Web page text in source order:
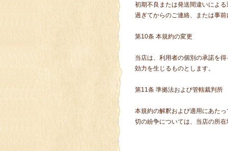
初期不良または発送間違いによ
過ぎてからのご連絡、または事
第10条 本規約の変更
当店は、利用者の個別の承諾を
効力を生じるものとします。
第11条 準拠法および管轄裁判所
本規約の解釈および適用にあた
切の紛争については、当店の所